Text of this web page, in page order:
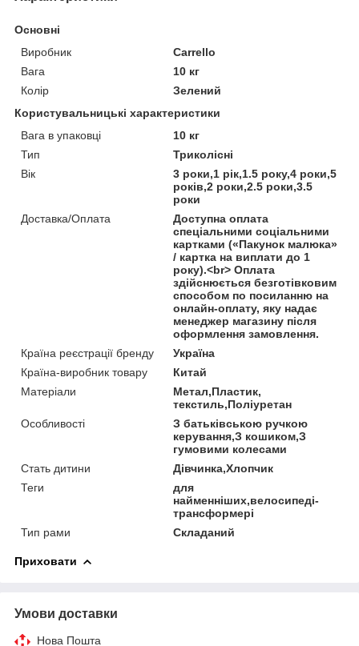
Основні
Виробник
Carrello
Вага
10 кг
Колір
Зелений
Користувальницькі характеристики
Вага в упаковці
10 кг
Тип
Триколісні
Вік
3 роки,1 рік,1.5 року,4 роки,5
років,2 роки,2.5 роки,3.5
роки
Доставка/Оплата
Доступна оплата
спеціальними соціальними
картками («Пакунок малюка»
/ картка на виплати до 1
року).<br> Оплата
здійснюється безготівковим
способом по посиланню на
онлайн-оплату, яку надає
менеджер магазину після
оформлення замовлення.
Країна реєстрації бренду
Україна
Країна-виробник товару
Китай
Матеріали
Метал,Пластик,
текстиль,Поліуретан
Особливості
З батьківською ручкою
керування,З кошиком,З
гумовими колесами
Стать дитини
Дівчинка,Хлопчик
Теги
для
найменніших,велосипеді-
трансформері
Тип рами
Складаний
Приховати
Умови доставки
Нова Пошта